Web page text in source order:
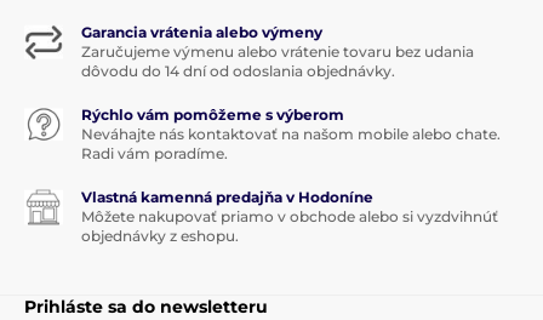
Garancia vrátenia alebo výmeny
Zaručujeme výmenu alebo vrátenie tovaru bez udania
dôvodu do 14 dní od odoslania objednávky.
Rýchlo vám pomôžeme s výberom
Neváhajte nás kontaktovať na našom mobile alebo chate.
Radi vám poradíme.
Vlastná kamenná predajňa v Hodoníne
Môžete nakupovať priamo v obchode alebo si vyzdvihnúť
objednávky z eshopu.
Prihláste sa do newsletteru